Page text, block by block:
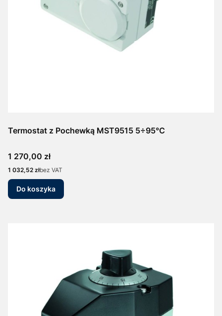
Termostat z Pochewką MST9515 5÷95°C
Cena
1 270,00 zł
Cena
1 032,52 złbez VAT
Do koszyka